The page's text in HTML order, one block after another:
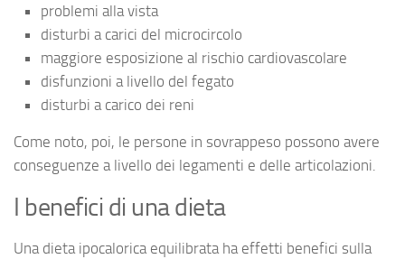
problemi alla vista
disturbi a carici del microcircolo
maggiore esposizione al rischio cardiovascolare
disfunzioni a livello del fegato
disturbi a carico dei reni
Come noto, poi, le persone in sovrappeso possono avere
conseguenze a livello dei legamenti e delle articolazioni.
I benefici di una dieta
Una dieta ipocalorica equilibrata ha effetti benefici sulla